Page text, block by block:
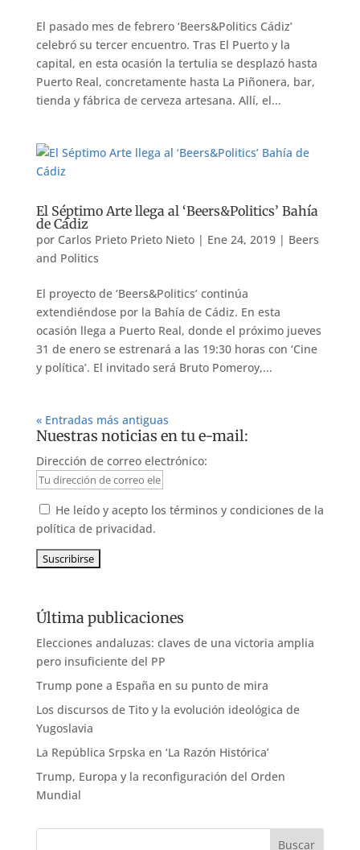
El pasado mes de febrero ‘Beers&Politics Cádiz’
celebró su tercer encuentro. Tras El Puerto y la
capital, en esta ocasión la tertulia se desplazó hasta
Puerto Real, concretamente hasta La Piñonera, bar,
tienda y fábrica de cerveza artesana. Allí, el...
El Séptimo Arte llega al ‘Beers&Politics’ Bahía
de Cádiz
por Carlos Prieto Prieto Nieto| Ene 24, 2019| Beers
and Politics
El proyecto de ‘Beers&Politics’ continúa
extendiéndose por la Bahía de Cádiz. En esta
ocasión llega a Puerto Real, donde el próximo jueves
31 de enero se estrenará a las 19:30 horas con ‘Cine
y política’. El invitado será Bruto Pomeroy,...
« Entradas más antiguas
Nuestras noticias en tu e-mail:
Dirección de correo electrónico:
He leído y acepto los términos y condiciones de la
política de privacidad.
Última publicaciones
Elecciones andaluzas: claves de una victoria amplia
pero insuficiente del PP
Trump pone a España en su punto de mira
Los discursos de Tito y la evolución ideológica de
Yugoslavia
La República Srpska en ‘La Razón Histórica’
Trump, Europa y la reconfiguración del Orden
Mundial